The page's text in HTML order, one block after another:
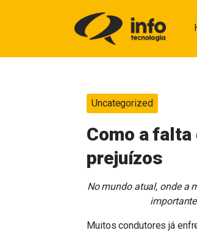
Uncategorized
Como a
prejuízos
No mundo atual, onde a
Muitos condutores já